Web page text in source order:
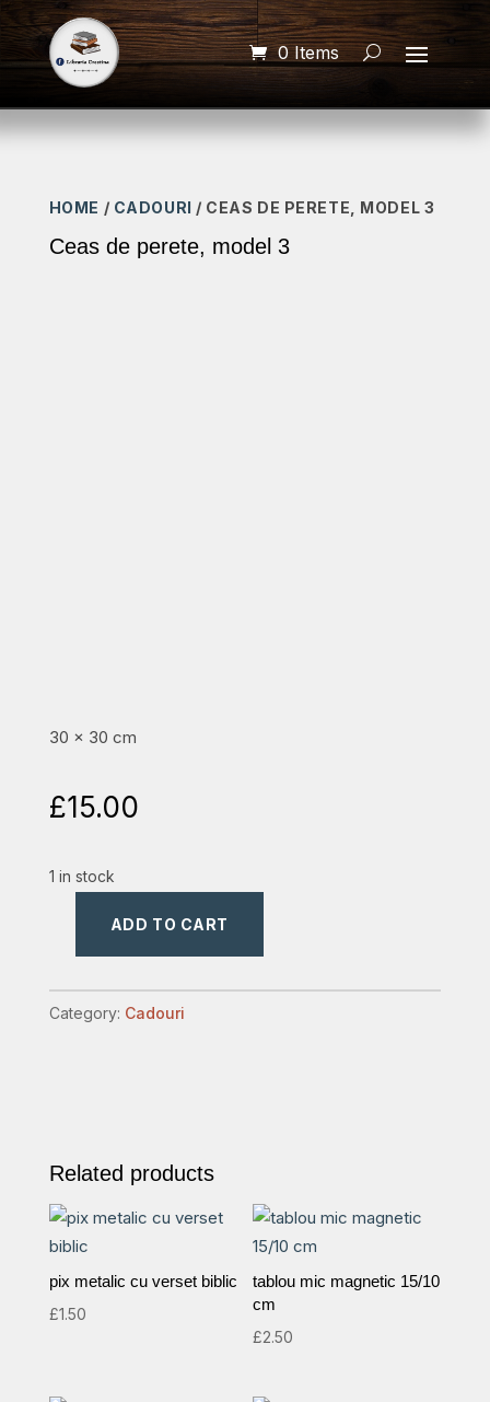
0 Items
HOME / CADOURI / CEAS DE PERETE, MODEL 3
Ceas de perete, model 3
30 x 30 cm
£15.00
1 in stock
perete,
model
ADD TO CART
Category: Cadouri
Related products
pix metalic cu verset biblic
£1.50
tablou mic magnetic 15/10
cm
£2.50